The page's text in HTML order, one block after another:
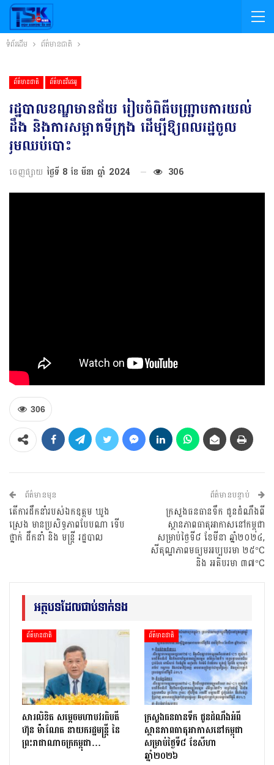
ទំព័រដើម ព័ត៌មានជាតិ
ព័ត៌មានជាតិ ព័ត៌មានវីដេអូ
រដ្ឋបាលខណ្ឌមានជ័យ រៀបចំពិធីបញ្ជ្រាបការយល់
ដឹង និងការសម្អាតទីក្រុង ដើម្បីឱ្យពលរដ្ឋចូល
រួមឈប់បោះ
ចេញផ្សាយ ថ្ងៃទី 8 ខែ មីនា ឆ្នាំ 2024 306
306
ព័ត៌មានមុន
តើការដឹកនាំរបស់ឯកឧត្តម ឃួង
ស្រេង មានប្រសិទ្ធភាពបែបណា ទើប
ថ្នាក់ ដឹកនាំ និង មន្ត្រី រដ្ឋបាល
ព័ត៌មានបន្ទាប់
ក្រសួងធនធានទឹក ជូនដំណឹងពី
ស្ថានភាពធាតុអាកាសនៅកម្ពុជា
សម្រាប់ថ្ងៃទី៨ ខែមីនា ឆ្នាំ២០២៤,
សីតុណ្ហភាពមធ្យមអប្បបរមា ២៥°C
និង អតិបរមា ៣៧°C
អត្ថបទដែលជាប់ទាក់ទង
ព័ត៌មានជាតិ
សារលិខិត សម្តេចមហាបវរធិបតី
ហ៊ុន ម៉ាណែត នាយករដ្ឋមន្ត្រី នៃ
ព្រះរាជាណាចក្រកម្ពុជា…
ព័ត៌មានជាតិ
ក្រសួងធនធានទឹក ជូនដំណឹងអំពី
ស្ថានភាពធាតុអាកាសនៅកម្ពុជា
សម្រាប់ថ្ងៃទី៨ ខែសីហា
ឆ្នាំ២០២៦